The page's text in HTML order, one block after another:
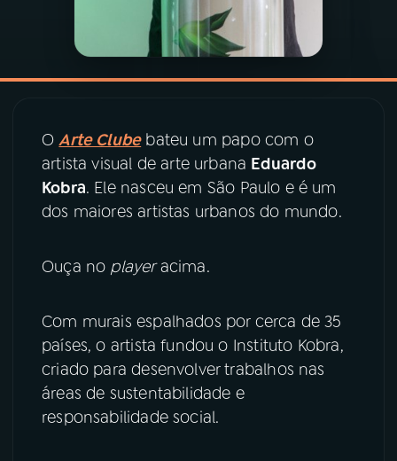
PRÊMIO RÁDIO MEC
YouTube Facebook
Instagram X
OArte Clubebateu um papo com o
artista visual de arte urbana Eduardo
Kobra. Ele nasceu em São Paulo e é um
dos maiores artistas urbanos do mundo.
Ouça no playeracima.
Com murais espalhados por cerca de 35
países, o artista fundou o Instituto Kobra,
criado para desenvolver trabalhos nas
áreas de sustentabilidade e
responsabilidade social.